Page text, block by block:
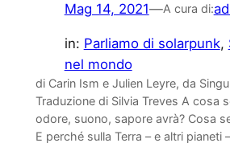
Mag 14, 2021—A cura di:
in: Parliamo di solarpunk,
nel mondo
di Carin Ism e Julien Leyre, da
Traduzione di Silvia Treves A cosa
odore, suono, sapore avrà? Cosa
E perché sulla Terra – e altri pianeti